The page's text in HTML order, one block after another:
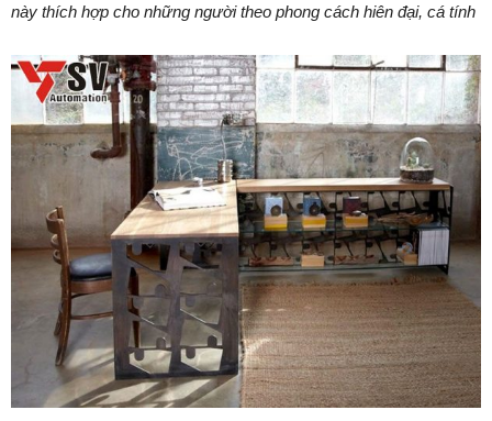
này thích hợp cho những người theo phong cách hiên đại, cá tính